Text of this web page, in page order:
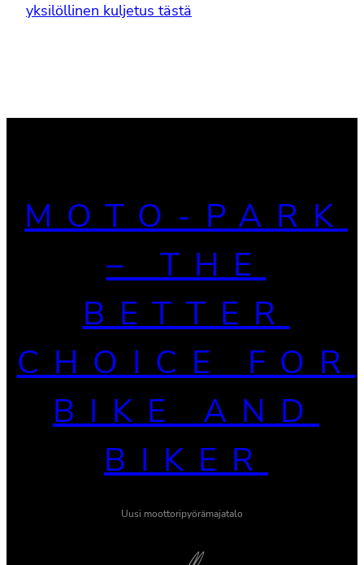
yksilöllinen kuljetus tästä
MOTO-PARK
– THE
BETTER
CHOICE FOR
BIKE AND
BIKER
Uusi moottoripyörämajatalo